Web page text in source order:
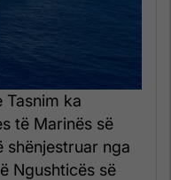
Tasnim ka
të Marinës së
shënjestruar nga
Ngushticës së